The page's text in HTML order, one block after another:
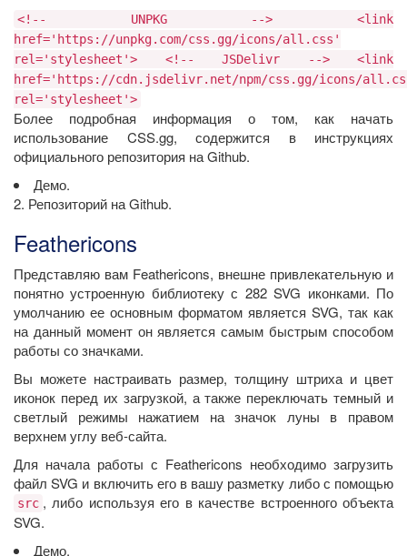
<!-- UNPKG --> <link
href='https://unpkg.com/css.gg/icons/all.css'
rel='stylesheet'> <!-- JSDelivr --> <link
href='https://cdn.jsdelivr.net/npm/css.gg/icons/
rel='stylesheet'>
Более подробная информация о том, как начать
использование CSS.gg, содержится в инструкциях
официального репозитория на Github.
Демо.
2. Репозиторий на Github.
Feathericons
Представляю вам Feathericons, внешне привлекательную и
понятно устроенную библиотеку с 282 SVG иконками. По
умолчанию ее основным форматом является SVG, так как
на данный момент он является самым быстрым способом
работы со значками.
Вы можете настраивать размер, толщину штриха и цвет
иконок перед их загрузкой, а также переключать темный и
светлый режимы нажатием на значок луны в правом
верхнем углу веб-сайта.
Для начала работы с Feathericons необходимо загрузить
файл SVG и включить его в вашу разметку либо с помощью
src , либо используя его в качестве встроенного объекта
SVG.
Демо.